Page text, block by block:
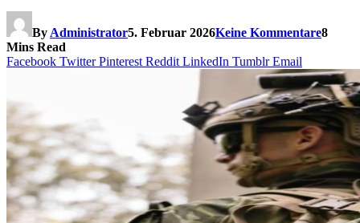
By Administrator5. Februar 2026Keine Kommentare8
Mins Read
Facebook Twitter Pinterest Reddit LinkedIn Tumblr Email